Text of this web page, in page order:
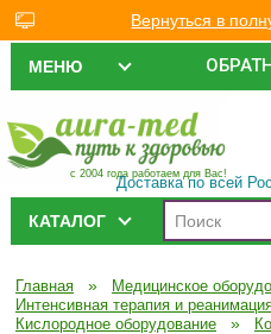
МЕНЮ
с 2004 года работаем для Вас!
Доставка по всей
КАТАЛОГ
Главная » Медицинское
Интенсивная терапия и
Кислородное оборудование »
Вернуться в